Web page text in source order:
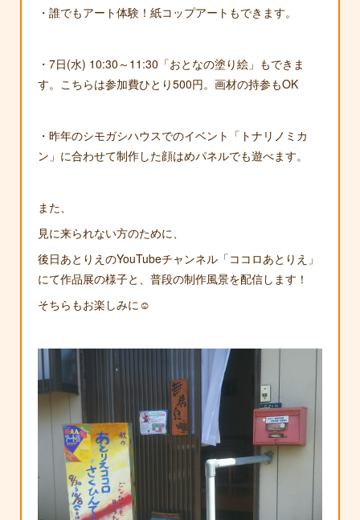
・誰でもアート体験！紙コップアートもできます。
・7日(水) 10:30～11:30「おとなの塗り絵」もできま
す。こちらは参加費ひとり500円。画材の持参もOK
・昨年のシモガシハウスでのイベント「トナリノミカ
ン」に合わせて制作した顔はめパネルでも遊べます。
また、
見に来られない方のために、
後日あとりえのYouTubeチャンネル「ココロあとりえ」
にて作品展の様子と、普段の制作風景を配信します！
そちらもお楽しみに☺️